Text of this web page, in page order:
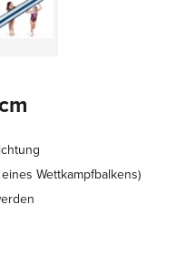
Wettkampfbalkens)